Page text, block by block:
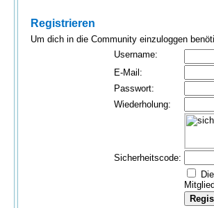
Registrieren
Um dich in die Community einzuloggen
Username:
E-Mail:
Passwort:
Wiederholung:
Sicherheitscode:
Die